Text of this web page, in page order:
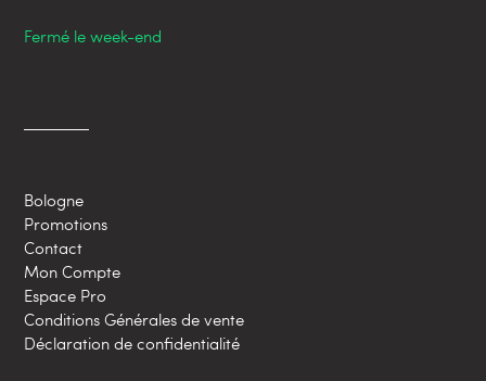
Fermé le week-end
Bologne
Promotions
Contact
Mon Compte
Espace Pro
Conditions Générales de vente
Déclaration de confidentialité